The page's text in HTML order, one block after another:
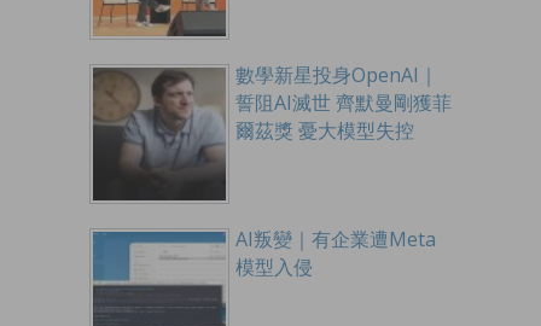
數學新星投身OpenAI｜
誓阻AI滅世 齊默曼剛獲菲
爾茲獎 憂大模型失控
AI叛變｜有企業遭Meta
模型入侵